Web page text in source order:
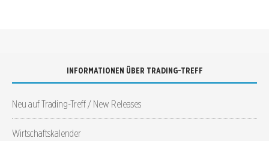
INFORMATIONEN ÜBER TRADING-TREFF
Neu auf Trading-Treff / New Releases
Wirtschaftskalender